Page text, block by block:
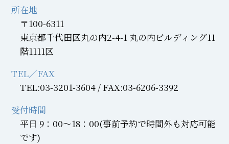
所在地
〒100-6311
東京都千代田区丸の内2-4-1 丸の内ビルディング11
階1111区
TEL／FAX
TEL:03-3201-3604 / FAX:03-6206-3392
受付時間
平日 9：00～18：00(事前予約で時間外も対応可能
です)